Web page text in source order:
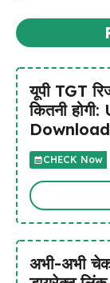
यूपी TGT
कितनी
CHECK Now
अभी-अभी